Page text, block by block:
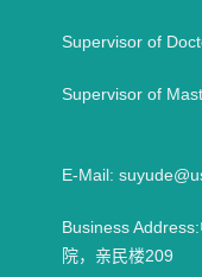
Supervisor of
Supervisor of
E-Mail:
Business
院，亲民楼209